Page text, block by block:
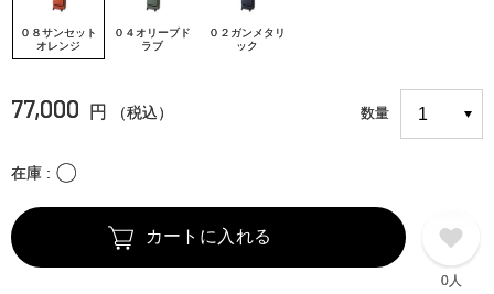
０８サンセット
オレンジ
０４オリーブド
ラブ
０２ガンメタリ
ック
77,000 円 （税込） 数量
在庫 〇
カートに入れる
0人